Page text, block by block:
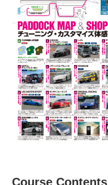
Course Contents